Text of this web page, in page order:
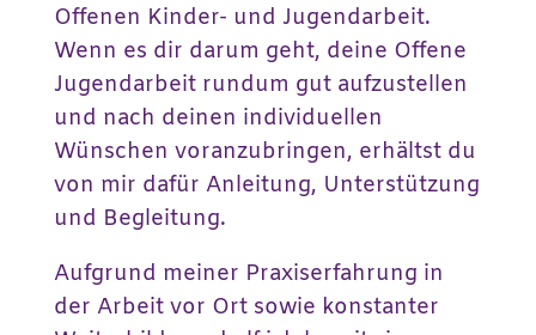
Offenen Kinder- und Jugendarbeit.
Wenn es dir darum geht, deine Offene
Jugendarbeit rundum gut aufzustellen
und nach deinen individuellen
Wünschen voranzubringen, erhältst du
von mir dafür Anleitung, Unterstützung
und Begleitung.
Aufgrund meiner Praxiserfahrung in
der Arbeit vor Ort sowie konstanter